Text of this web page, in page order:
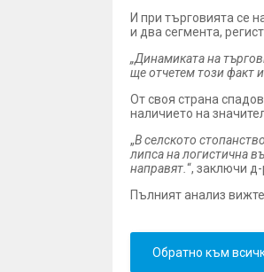
И при търговията се
и два сегмента,
„Динамиката на
ще отчетем този факт
От своя страна
наличието на
„В селското
липса на логистична
направят. “, заключи
Пълният анализ вижте
Обратно към